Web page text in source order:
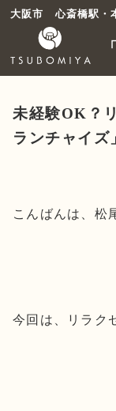
コ
ン
大阪市 心斎橋駅・
未経験OK？
ランチャイズ
こんばんは、松
今回は、リラク